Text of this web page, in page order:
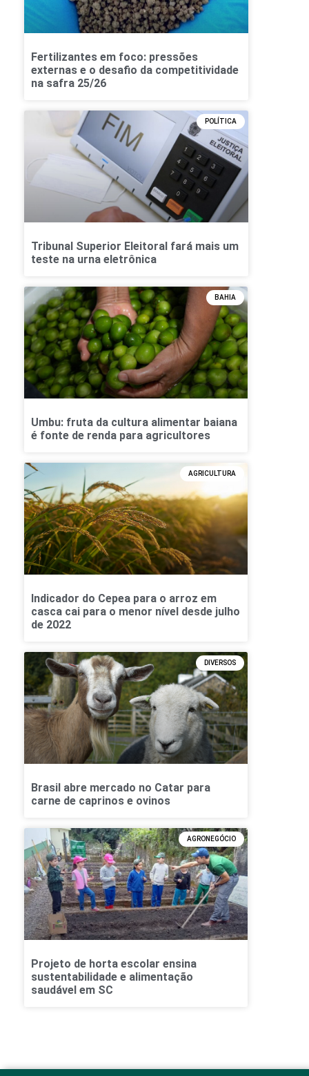
Fertilizantes em foco: pressões
externas e o desafio da competitividade
na safra 25/26
POLÍTICA
Tribunal Superior Eleitoral fará mais um
teste na urna eletrônica
BAHIA
Umbu: fruta da cultura alimentar baiana
é fonte de renda para agricultores
AGRICULTURA
Indicador do Cepea para o arroz em
casca cai para o menor nível desde julho
de 2022
DIVERSOS
Brasil abre mercado no Catar para
carne de caprinos e ovinos
AGRONEGÓCIO
Projeto de horta escolar ensina
sustentabilidade e alimentação
saudável em SC